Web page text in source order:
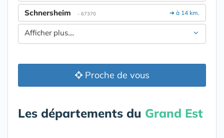
➔ à 14 km.
Schnersheim - 67370
Afficher plus....
Proche de vous
Les départements du Grand Est